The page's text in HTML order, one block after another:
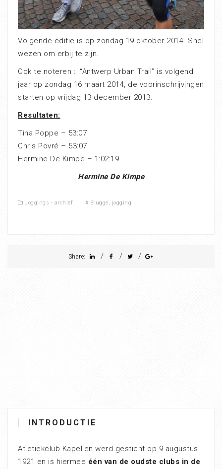
Volgende editie is op zondag 19 oktober 2014. Snel
wezen om erbij te zijn.
Ook te noteren : “Antwerp Urban Trail” is volgend
jaar op zondag 16 maart 2014, de voorinschrijvingen
starten op vrijdag 13 december 2013.
Resultaten:
Tina Poppe – 53:07
Chris Povré – 53:07
Hermine De Kimpe – 1:02:19
Hermine De Kimpe
Joggings - archief # Brugge, jogging
Share: / / /
INTRODUCTIE
Atletiekclub Kapellen werd gesticht op 9 augustus
1921 en is hiermee één van de oudste clubs in de